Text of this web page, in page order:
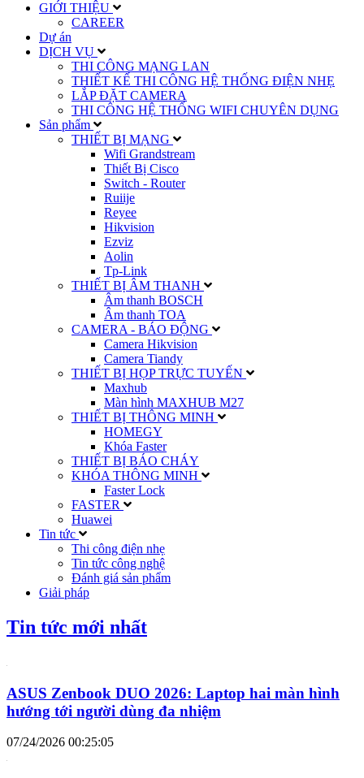
GIỚI THIỆU
CAREER
Dự án
DỊCH VỤ
THI CÔNG MẠNG LAN
THIẾT KẾ THI CÔNG HỆ THỐNG ĐIỆN NHẸ
LẮP ĐẶT CAMERA
THI CÔNG HỆ THỐNG WIFI CHUYÊN DỤNG
Sản phẩm
THIẾT BỊ MẠNG
Wifi Grandstream
Thiết Bị Cisco
Switch - Router
Ruiije
Reyee
Hikvision
Ezviz
Aolin
Tp-Link
THIẾT BỊ ÂM THANH
Âm thanh BOSCH
Âm thanh TOA
CAMERA - BÁO ĐỘNG
Camera Hikvision
Camera Tiandy
THIẾT BỊ HỌP TRỰC TUYẾN
Maxhub
Màn hình MAXHUB M27
THIẾT BỊ THÔNG MINH
HOMEGY
Khóa Faster
THIẾT BỊ BÁO CHÁY
KHÓA THÔNG MINH
Faster Lock
FASTER
Huawei
Tin tức
Thi công điện nhẹ
Tin tức công nghệ
Đánh giá sản phẩm
Giải pháp
Tin tức mới nhất
ASUS Zenbook DUO 2026: Laptop hai màn hình
hướng tới người dùng đa nhiệm
07/24/2026 00:25:05